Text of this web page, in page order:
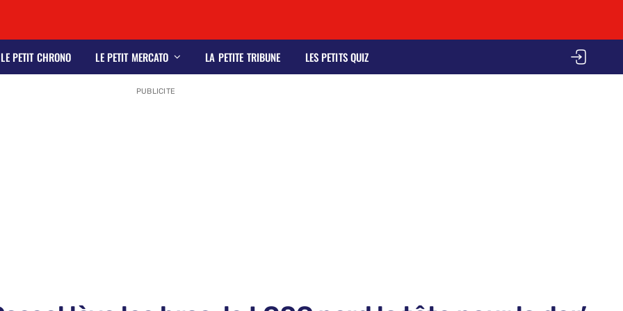
LE PETIT CHRONO LE PETIT MERCATO LA PETITE TRIBUNE LES PETITS QUIZ
PUBLICITE